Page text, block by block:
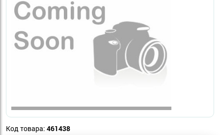
Код товара: 461438